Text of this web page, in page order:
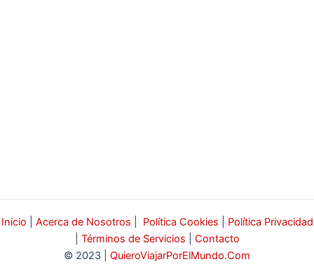
Inicio Acerca de Nosotros Política Cookies
Política Privacidad
Términos de Servicios
Contacto
© 2023 | QuieroViajarPorElMundo.Com